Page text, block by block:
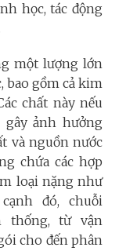
học, tác động
một lượng lớn
bao gồm cả kim
chất này nếu
ảnh hưởng
và nguồn nước
chứa các hợp
loại nặng như
đó, chuỗi
thống, từ vận
cho đến phân